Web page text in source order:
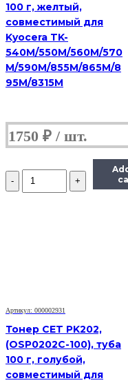
100 г, желтый,
совместимый для
Kyocera TK-
540M/550M/560M/570
M/590M/855M/865M/8
95M/8315M
1750 ₽
Количество
Тонер
банка
Артикул: 000002931
Тонер CET PK202,
(OSP0202C-100), туба
100 г, голубой,
совместимый для